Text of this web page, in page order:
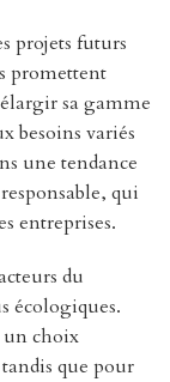
projets futurs
promettent
sa gamme
besoins variés
une tendance
qui
entreprises.
du
écologiques.
un choix
que pour